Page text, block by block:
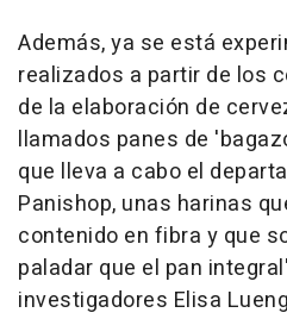
Además, ya se está
realizados a partir de los
de la elaboración de
llamados panes de
que lleva a cabo el
Panishop, unas harinas
contenido en fibra y que
paladar que el pan
investigadores Elisa